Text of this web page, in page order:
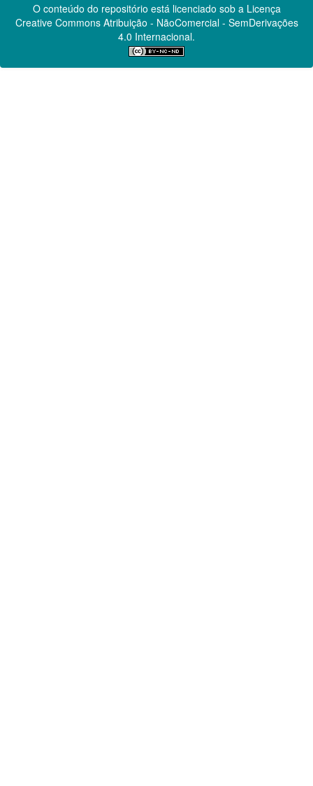
O conteúdo do repositório está licenciado sob a Licença
Creative CommonsAtribuição - NãoComercial - SemDerivações
4.0 Internacional.